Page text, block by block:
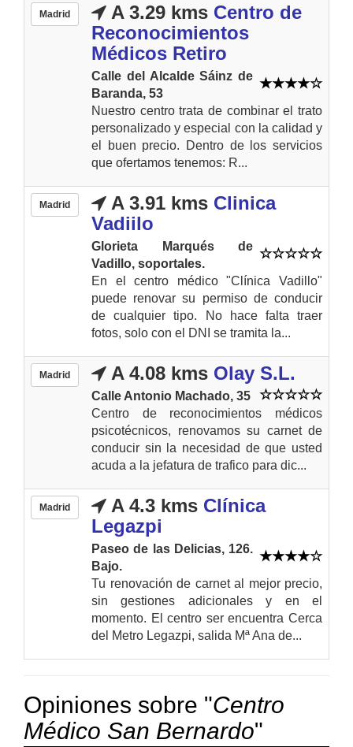
Madrid A 3.29 kms Centro de
Reconocimientos
Médicos Retiro
Calle del Alcalde Sáinz de
Baranda, 53
Nuestro centro trata de combinar el trato
personalizado y especial con la calidad y
el buen precio. Dentro de los servicios
que ofertamos tenemos: R...
Madrid A 3.91 kms Clinica
Vadiilo
Glorieta Marqués de
Vadillo, soportales.
En el centro médico "Clínica Vadillo"
puede renovar su permiso de conducir
de cualquier tipo. No hace falta traer
fotos, solo con el DNI se tramita la...
Madrid A 4.08 kms Olay S.L.
Calle Antonio Machado, 35
Centro de reconocimientos médicos
psicotécnicos, renovamos su carnet de
conducir sin la necesidad de que usted
acuda a la jefatura de trafico para dic...
Madrid A 4.3 kms Clínica
Legazpi
Paseo de las Delicias, 126.
Bajo.
Tu renovación de carnet al mejor precio,
sin gestiones adicionales y en el
momento. El centro ser encuentra Cerca
del Metro Legazpi, salida Mª Ana de...
Opiniones sobre "Centro
Médico San Bernardo"